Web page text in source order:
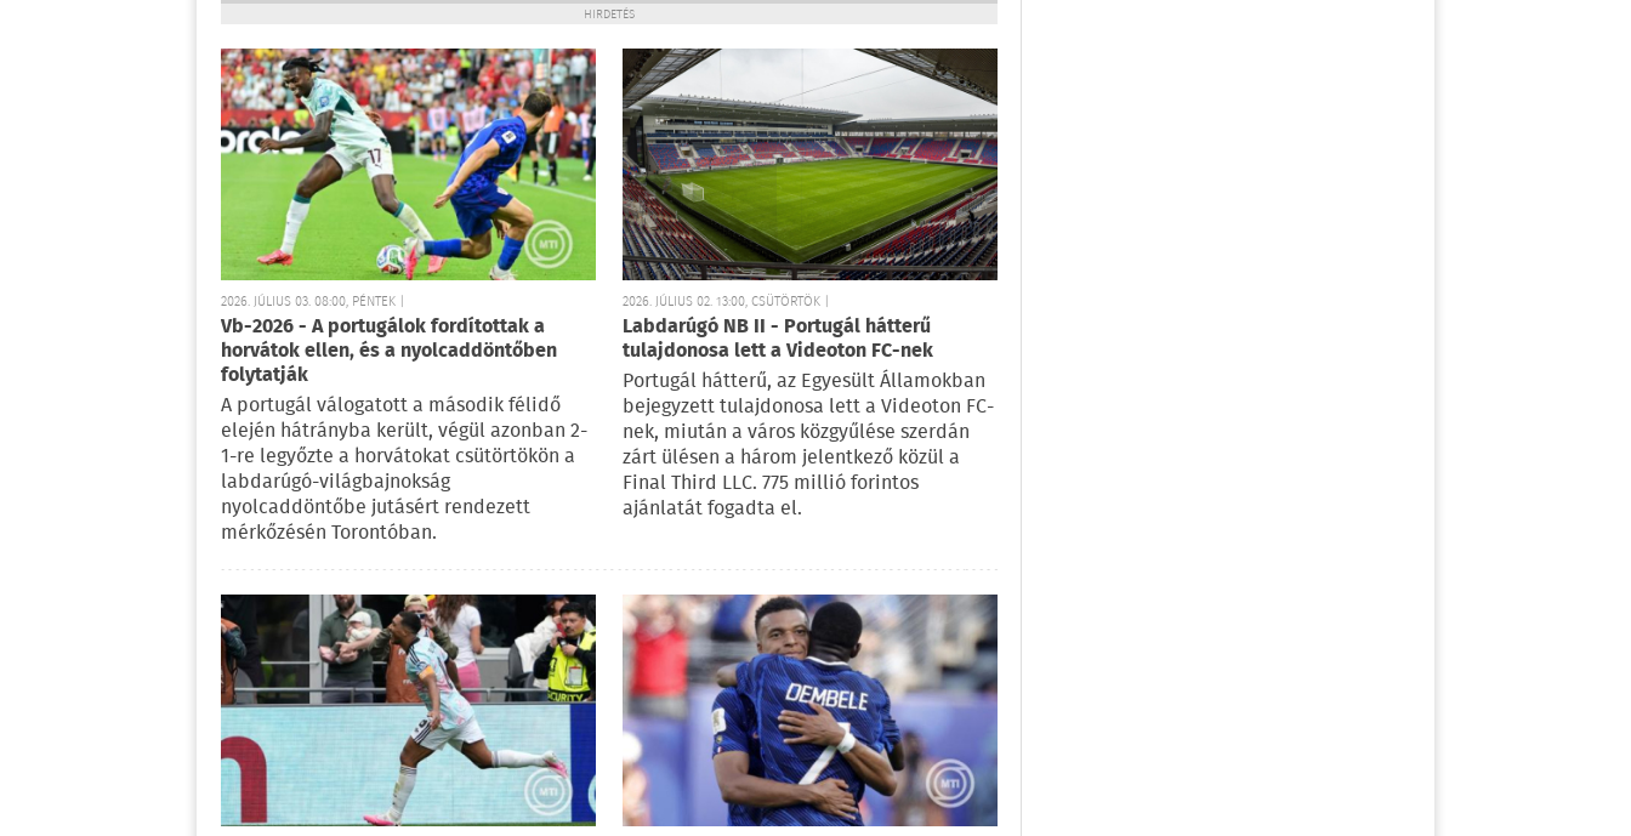
HIRDETÉS
2026. JÚLIUS 03. 08:00, PÉNTEK |
Vb-2026 - A portugálok fordítottak a
horvátok ellen, és a nyolcaddöntőben
folytatják
A portugál válogatott a második félidő
elején hátrányba került, végül azonban 2-
1-re legyőzte a horvátokat csütörtökön a
labdarúgó-világbajnokság
nyolcaddöntőbe jutásért rendezett
mérkőzésén Torontóban.
2026. JÚLIUS 02. 13:00, CSÜTÖRTÖK |
Labdarúgó NB II - Portugál hátterű
tulajdonosa lett a Videoton FC-nek
Portugál hátterű, az Egyesült Államokban
bejegyzett tulajdonosa lett a Videoton FC-
nek, miután a város közgyűlése szerdán
zárt ülésen a három jelentkező közül a
Final Third LLC. 775 millió forintos
ajánlatát fogadta el.